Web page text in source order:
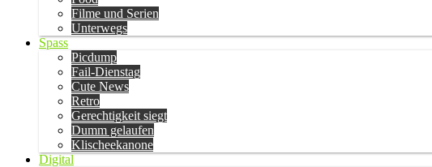
Filme und Serien
Unterwegs
Spass
Picdump
Fail-Dienstag
Cute News
Retro
Gerechtigkeit siegt
Dumm gelaufen
Klischeekanone
Digital